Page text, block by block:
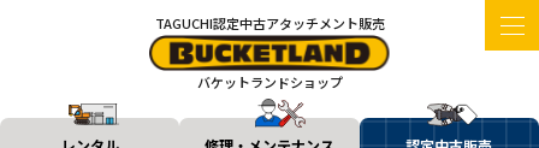
TAGUCHI認定中古アタッチメント販売
バケットランドショップ